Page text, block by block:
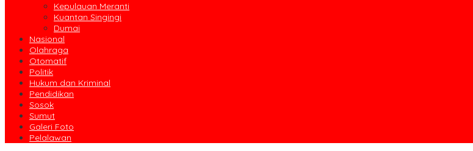
Kepulauan Meranti
Kuantan Singingi
Dumai
Nasional
Olahraga
Otomatif
Politik
Hukum dan Kriminal
Pendidikan
Sosok
Sumut
Galeri Foto
Pelalawan